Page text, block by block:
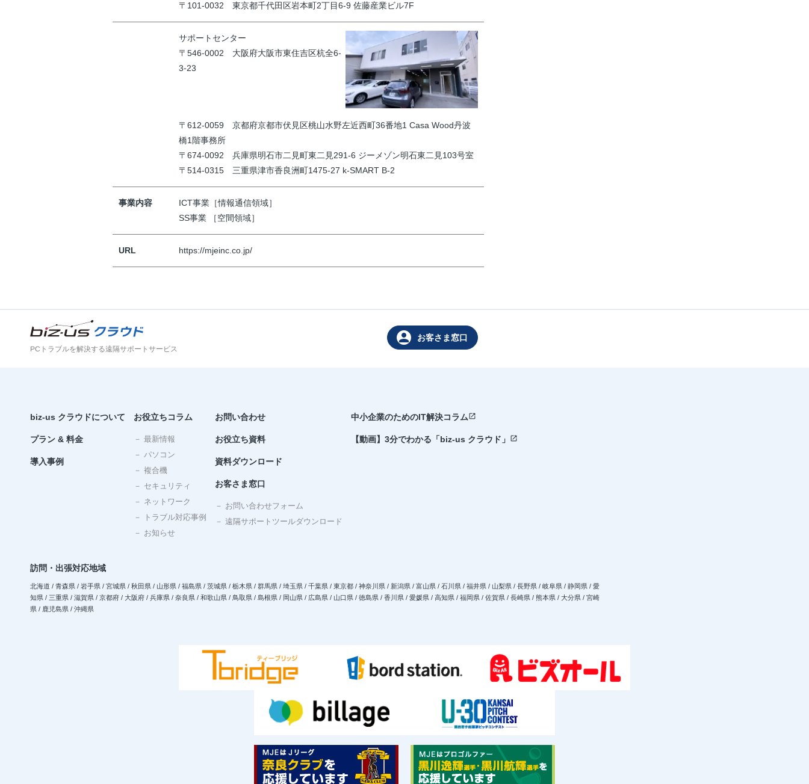
〒101-0032 東京都千代田区岩本町2丁目6-9 佐藤産業ビル7F
サポートセンター
〒546-0002 大阪府大阪市東住吉区杭全6-
3-23
〒612-0059 京都府京都市伏見区桃山水野左近西町36番地1 Casa Wood丹波
橋1階事務所
〒674-0092 兵庫県明石市二見町東二見291-6 ジーメゾン明石東二見103号室
〒514-0315 三重県津市香良洲町1475-27 k-SMART B-2
事業内容
ICT事業［情報通信領域］
SS事業 ［空間領域］
URL https://mjeinc.co.jp/
PCトラブルを解決する遠隔サポートサービス
person お客さま窓口
biz-us クラウドについて
プラン & 料金
導入事例
お役立ちコラム
－ 最新情報
－ パソコン
－ 複合機
－ セキュリティ
－ ネットワーク
－ トラブル対応事例
－ お知らせ
お問い合わせ
お役立ち資料
資料ダウンロード
お客さま窓口
－ お問い合わせフォーム
－ 遠隔サポートツールダウンロード
中小企業のためのIT解決コラムopen_in_new
【動画】3分でわかる「biz-us クラウド」 open_in_new
訪問・出張対応地域
北海道 / 青森県 / 岩手県 / 宮城県 / 秋田県 / 山形県 / 福島県 / 茨城県 / 栃木県 / 群馬県 / 埼玉県 / 千葉県 / 東京都 / 神奈川県 / 新潟県 / 富山県 / 石川県 / 福井県 / 山梨県 / 長野県 / 岐阜県 / 静岡県 / 愛
知県 / 三重県 / 滋賀県 / 京都府 / 大阪府 / 兵庫県 / 奈良県 / 和歌山県 / 鳥取県 / 島根県 / 岡山県 / 広島県 / 山口県 / 徳島県 / 香川県 / 愛媛県 / 高知県 / 福岡県 / 佐賀県 / 長崎県 / 熊本県 / 大分県 / 宮崎
県 / 鹿児島県 / 沖縄県